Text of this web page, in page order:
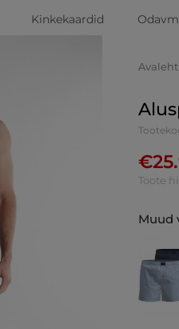
Kinkekaardid
Avaleht
€
Toote
Muud